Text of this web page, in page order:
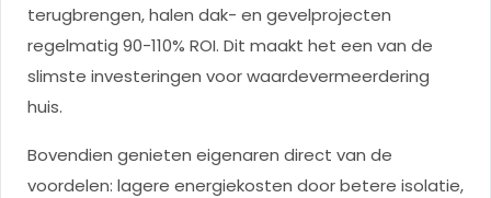
terugbrengen, halen dak- en gevelprojecten
regelmatig 90-110% ROI. Dit maakt het een van de
slimste investeringen voor waardevermeerdering
huis.
Bovendien genieten eigenaren direct van de
voordelen: lagere energiekosten door betere isolatie,